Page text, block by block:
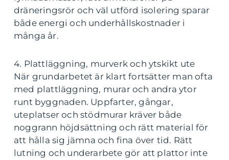
dräneringsrör och väl utförd isolering sparar
både energi och underhållskostnader i
många år.
4. Plattläggning, murverk och ytskikt ute
När grundarbetet är klart fortsätter man ofta
med plattläggning, murar och andra ytor
runt byggnaden. Uppfarter, gångar,
uteplatser och stödmurar kräver både
noggrann höjdsättning och rätt material för
att hålla sig jämna och fina över tid. Rätt
lutning och underarbete gör att plattor inte